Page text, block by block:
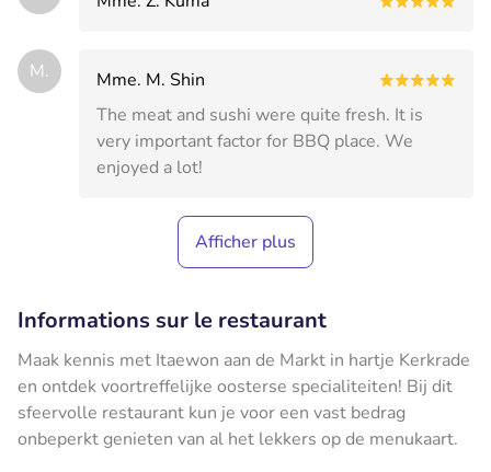
M.
Mme. M. Shin
The meat and sushi were quite fresh. It is
very important factor for BBQ place. We
enjoyed a lot!
Afficher plus
Informations sur le restaurant
Maak kennis met Itaewon aan de Markt in hartje Kerkrade
en ontdek voortreffelijke oosterse specialiteiten! Bij dit
sfeervolle restaurant kun je voor een vast bedrag
onbeperkt genieten van al het lekkers op de menukaart.